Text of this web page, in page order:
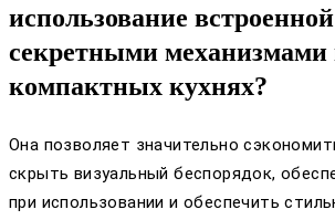
использование
секретными механизмами
компактных кухнях?
Она позволяет значительно
скрыть визуальный беспорядок,
при использовании и обеспечить